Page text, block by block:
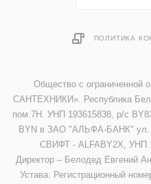
ПОЛИТИКА
Общество с ограниченной
САНТЕХНИКИ». Республика
пом.7Н. УНП 193615838, р/с
BYN в ЗАО "АЛЬФА-БАНК" ул.
СВИФТ - ALFABY2X, УНП
Директор – Белодед Евгений
Устава. Регистрационный